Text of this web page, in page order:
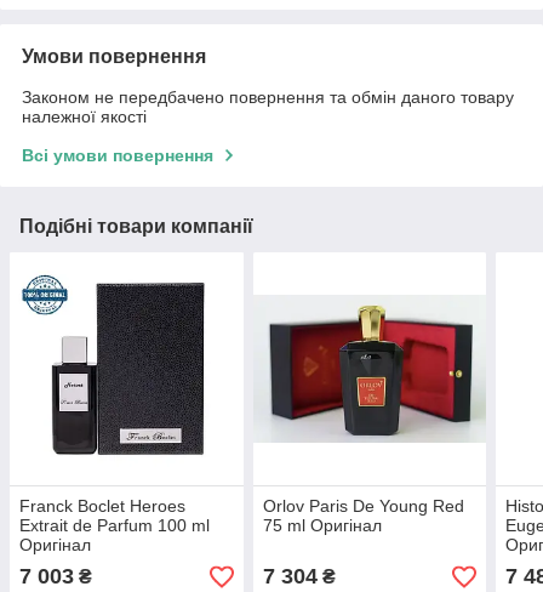
Умови повернення
Законом не передбачено повернення та обмін даного товару
належної якості
Всі умови повернення
Подібні товари компанії
Franck Boclet Heroes
Extrait de Parfum 100 ml
Оригінал
7 003 ₴
Orlov Paris De Young Red
75 ml Оригінал
7 304₴ 7